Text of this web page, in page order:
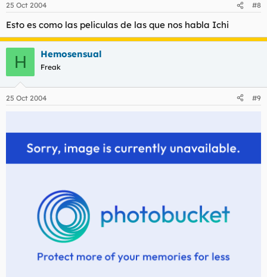
25 Oct 2004 #8
Esto es como las peliculas de las que nos habla Ichi
H Hemosensual
Freak
25 Oct 2004 #9